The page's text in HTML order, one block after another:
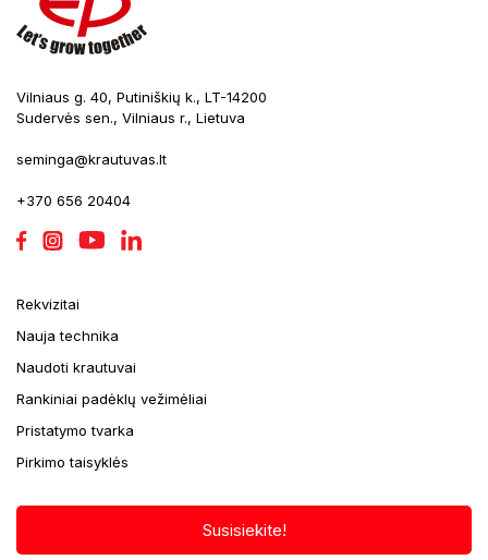
Vilniaus g. 40, Putiniškių k., LT-14200
Sudervės sen., Vilniaus r., Lietuva
seminga@krautuvas.lt
+370 656 20404
Rekvizitai
Nauja technika
Naudoti krautuvai
Rankiniai padėklų vežimėliai
Pristatymo tvarka
Pirkimo taisyklės
Susisiekite!